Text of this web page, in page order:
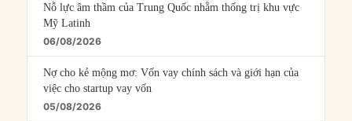
Nỗ lực âm thầm của Trung Quốc nhằm thống trị khu vực
Mỹ Latinh
06/08/2026
Nợ cho kẻ mộng mơ: Vốn vay chính sách và giới hạn của
việc cho startup vay vốn
05/08/2026